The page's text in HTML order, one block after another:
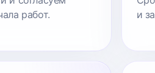
работ.
и